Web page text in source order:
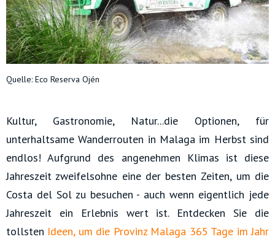
Quelle: Eco Reserva Ojén
Kultur, Gastronomie, Natur...die Optionen, für
unterhaltsame Wanderrouten in Malaga im Herbst sind
endlos! Aufgrund des angenehmen Klimas ist diese
Jahreszeit zweifelsohne eine der besten Zeiten, um die
Costa del Sol zu besuchen - auch wenn eigentlich jede
Jahreszeit ein Erlebnis wert ist. Entdecken Sie die
tollsten Ideen, um die Provinz Malaga 365 Tage im Jahr